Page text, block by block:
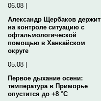
06.08 |
Александр Щербаков держит
на контроле ситуацию с
офтальмологической
помощью в Ханкайском
округе
05.08 |
Первое дыхание осени:
температура в Приморье
опустится до +8 °C